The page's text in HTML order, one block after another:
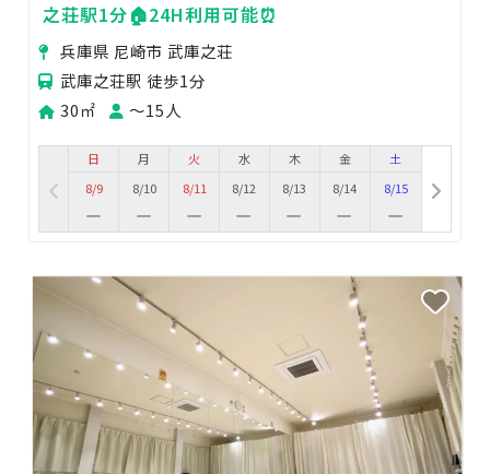
之荘駅1分🏠24H利用可能⏰
兵庫県 尼崎市 武庫之荘
武庫之荘駅 徒歩1分
30㎡
〜15人
日
8/9
月
8/10
火
8/11
水
8/12
木
8/13
金
8/14
土
8/15